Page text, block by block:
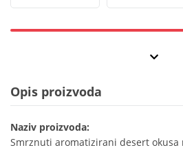
Opis proizvoda
Naziv proizvoda:
Smrznuti aromatizirani desert okusa